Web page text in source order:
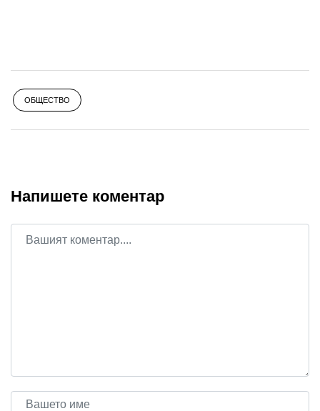
ОБЩЕСТВО
Напишете коментар